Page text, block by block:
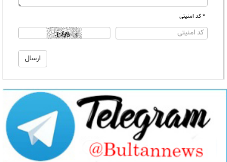
* کد امنیتی